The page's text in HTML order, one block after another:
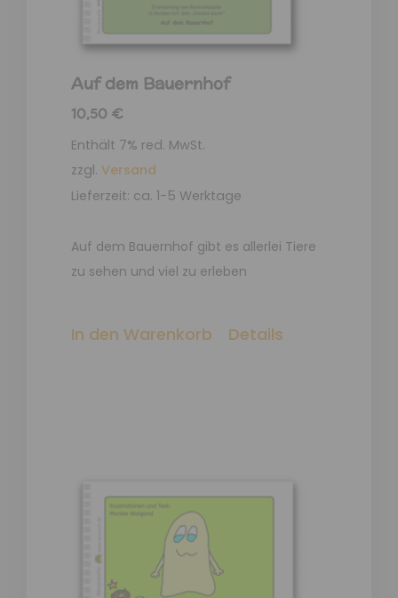
Auf dem Bauernhof
10,50 €
Enthält 7% red. MwSt.
zzgl. Versand
Lieferzeit: ca. 1-5 Werktage
Auf dem Bauernhof gibt es allerlei Tiere
zu sehen und viel zu erleben
In den Warenkorb Details